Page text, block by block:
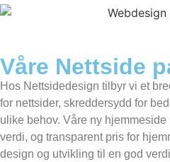
Våre Nettside
Hos Nettsidedesign tilbyr vi et
for nettsider, skreddersydd for
ulike behov. Våre ny
verdi, og transparent pris for
design og utvikling til en god